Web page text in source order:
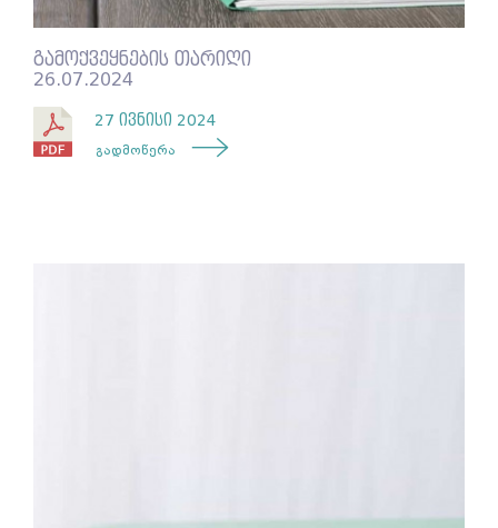
გამოქვეყნების თარიღი
26.07.2024
27 ივნისი 2024
გადმოწერა